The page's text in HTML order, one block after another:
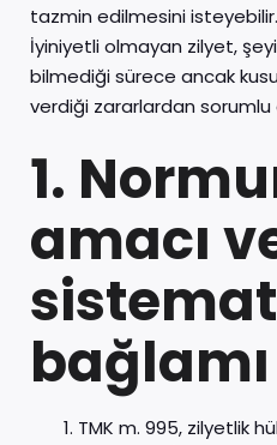
tazmin edilmesini isteyebilir.
İyiniyetli olmayan zilyet,
bilmediği sürece ancak
verdiği zararlardan sorumlu
1.
amacı
bağlamı
TMK m. 995, zilyetlik